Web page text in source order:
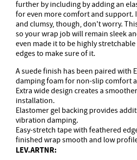
further by including by adding an
for even more comfort and support.
and clumsy, though, don't worry.
so your wrap job will remain sleek
even made it to be highly
edges to make sure of it.
A suede finish has been paired with
damping foam for non-slip comfort
Extra wide design creates a
installation.
Elastomer gel backing provides
vibration damping.
Easy-stretch tape with feathered
finished wrap smooth and low
LEV.ARTNR: